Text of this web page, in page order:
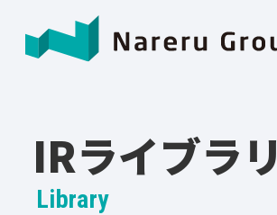
IRライブラリ
Library